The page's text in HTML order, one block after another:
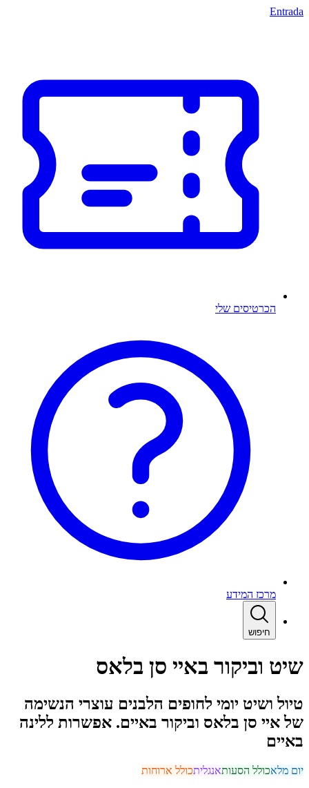
Entrada
הכרטיסים שלי
מרכז המידע
חיפוש
שיט וביקור באיי סן בלאס
טיול ושיט יומי לחופים הלבנים עוצרי הנשימה
של איי סן בלאס וביקור באיים. אפשרות ללינה
באיים
יום מלאכולל הסעותאנגליתכולל ארוחות